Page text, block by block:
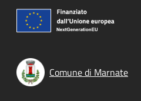
Comune di Marnate